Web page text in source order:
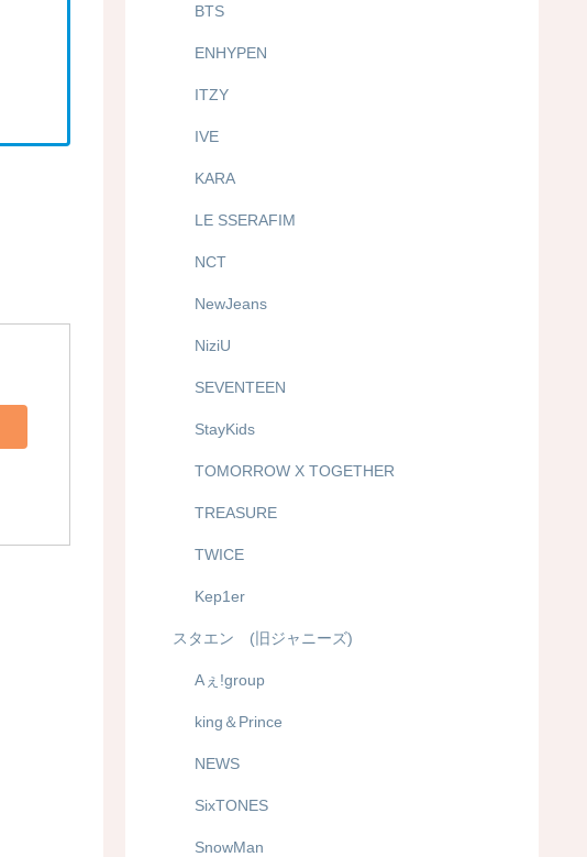
BTS
ENHYPEN
ITZY
IVE
KARA
LE SSERAFIM
NCT
NewJeans
NiziU
SEVENTEEN
StayKids
TOMORROW X TOGETHER
TREASURE
TWICE
Kep1er
スタエン (旧ジャニーズ)
Aぇ!group
king＆Prince
NEWS
SixTONES
SnowMan